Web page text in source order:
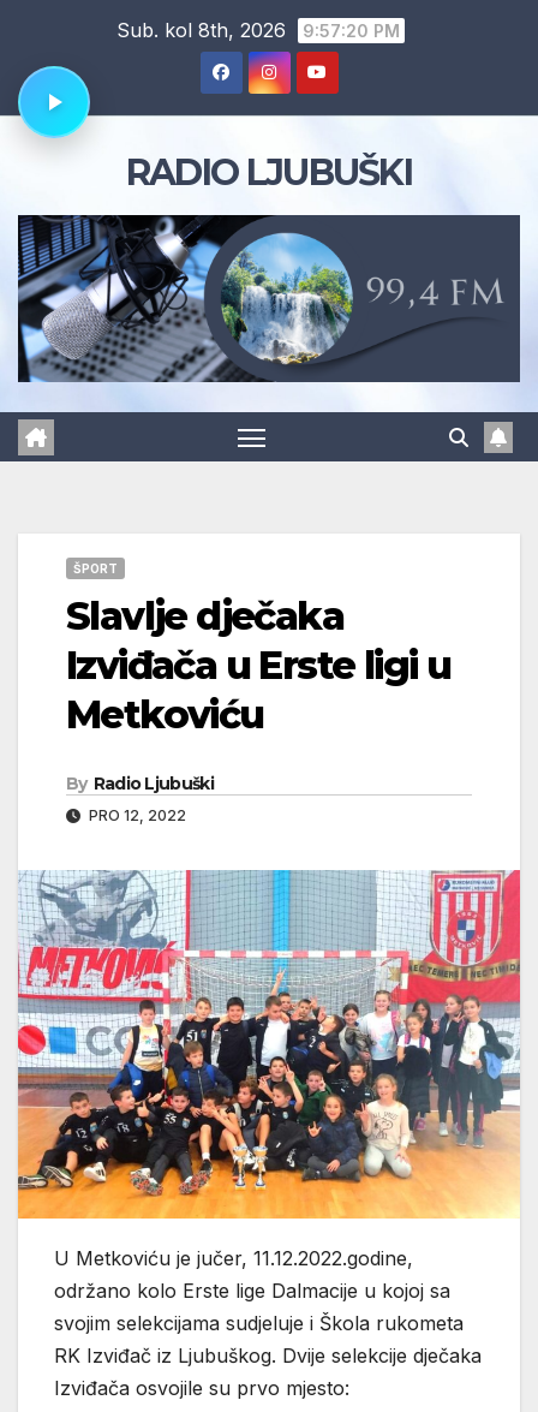
content
Sub. kol 8th, 2026 9:57:21 PM
RADIO LJUBUŠKI
ŠPORT
Slavlje dječaka
Izviđača u Erste ligi u
Metkoviću
By Radio Ljubuški
PRO 12, 2022
U Metkoviću je jučer, 11.12.2022.godine,
održano kolo Erste lige Dalmacije u kojoj sa
svojim selekcijama sudjeluje i Škola rukometa
RK Izviđač iz Ljubuškog. Dvije selekcije dječaka
Izviđača osvojile su prvo mjesto: